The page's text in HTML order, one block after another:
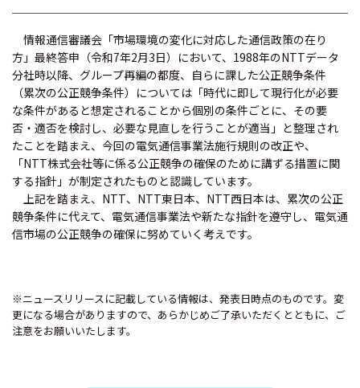
情報通信審議会「市場環境の変化に対応した通信政策の在り
方」最終答申（令和7年2月3日）において、1988年のNTTデータ
分社時以降、グループ再編の都度、自らに課した公正競争条件
（累次の公正競争条件）については「時代に即して現行化が必要
な条件があると想定されることから個別の条件ごとに、その要
否・適否を検討し、必要な見直しを行うことが適当」と整理され
たことを踏まえ、今回の電気通信事業法施行規則の改正や、
「NTT株式会社等に係る公正競争の確保のために講ずる措置に関
する指針」が制定されたものと認識しています。
上記を踏まえ、NTT、NTT東日本、NTT西日本は、累次の公正
競争条件に代えて、電気通信事業法や新たな指針を遵守し、電気通
信市場の公正競争の確保に努めていく考えです。
※ニュースリリースに記載している情報は、発表日時点のものです。変
更になる場合がありますので、あらかじめご了承いただくとともに、ご
注意をお願いいたします。